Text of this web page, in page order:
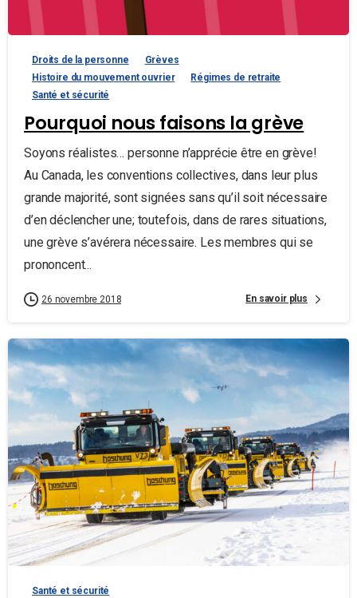
Droits de la personne
Grèves
Histoire du mouvement ouvrier
Régimes de retraite
Santé et sécurité
Pourquoi nous faisons la grève
Soyons réalistes… personne n’apprécie être en grève!
Au Canada, les conventions collectives, dans leur plus
grande majorité, sont signées sans qu’il soit nécessaire
d’en déclencher une; toutefois, dans de rares situations,
une grève s’avérera nécessaire. Les membres qui se
prononcent...
26 novembre 2018 En savoir plus
Santé et sécurité